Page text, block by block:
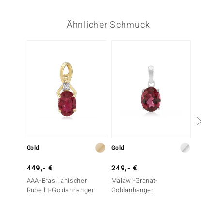
BY DE MELO
Ähnlicher Schmuck
Gold
449,- €
AAA-Brasilianischer
Rubellit-Goldanhänger
Gold
249,- €
Malawi-Granat-
Goldanhänger